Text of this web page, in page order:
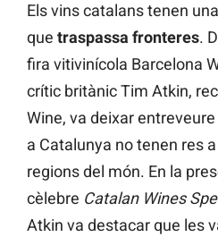
Els vins catalans tenen
que traspassa fronteres.
fira vitivinícola Barcelona
crític britànic Tim Atkin,
Wine, va deixar
a Catalunya no tenen res
regions del món. En la
cèlebre Catalan Wines
Atkin va destacar que les